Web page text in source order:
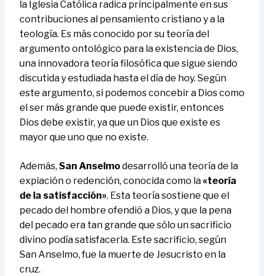
la Iglesia Católica radica principalmente en sus
contribuciones al pensamiento cristiano y a la
teología. Es más conocido por su teoría del
argumento ontológico para la existencia de Dios,
una innovadora teoría filosófica que sigue siendo
discutida y estudiada hasta el día de hoy. Según
este argumento, si podemos concebir a Dios como
el ser más grande que puede existir, entonces
Dios debe existir, ya que un Dios que existe es
mayor que uno que no existe.
Además, San Anselmodesarrolló una teoría de la
expiación o redención, conocida como la«teoría
de la satisfacción». Esta teoría sostiene que el
pecado del hombre ofendió a Dios, y que la pena
del pecado era tan grande que sólo un sacrificio
divino podía satisfacerla. Este sacrificio, según
San Anselmo, fue la muerte de Jesucristo en la
cruz.